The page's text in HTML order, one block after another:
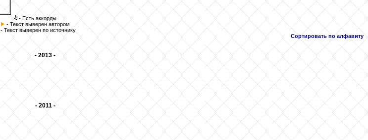
- Есть аккорды
- Текст выверен автором
- Текст выверен по источнику
Сортировать по алфавиту
- 2013 -
- 2011 -